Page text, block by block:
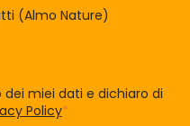
(Almo Nature)
miei dati e dichiaro di
Policy*